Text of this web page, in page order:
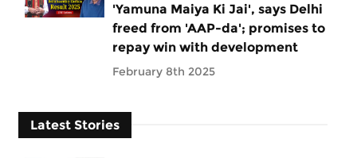
'Yamuna Maiya Ki Jai', says Delhi
freed from 'AAP-da'; promises to
repay win with development
February 8th 2025
Latest Stories